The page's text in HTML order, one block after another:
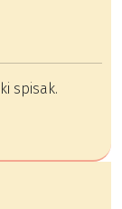
spisak.